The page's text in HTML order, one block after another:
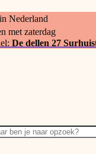
Nederland
met zaterdag
De dellen 27